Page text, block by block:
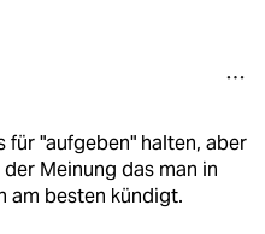
für "aufgeben" halten, aber
Meinung das man in
am besten kündigt.